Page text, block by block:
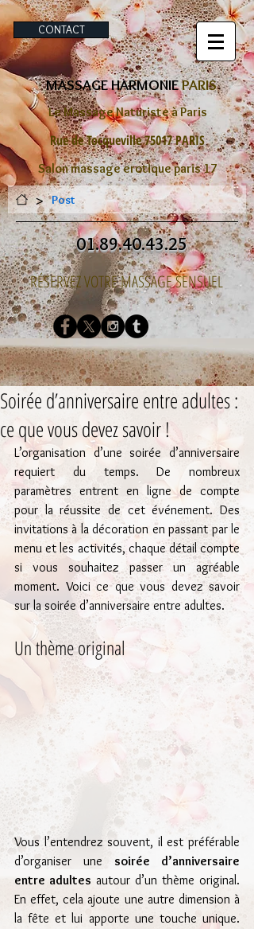
CONTACT
MASSAGE HARMONIEPARIS
Le Massage Naturiste à Paris
Rue de Tocqueville 75017 PARIS
Salon massage erotique paris 17
> Post
01.89.40.43.25
RÉSERVEZ VOTRE MASSAGE SENSUEL
Soirée d’anniversaire entre adultes :
ce que vous devez savoir !
L’organisation d’une soirée d’anniversaire
requiert du temps. De nombreux
paramètres entrent en ligne de compte
pour la réussite de cet événement. Des
invitations à la décoration en passant par le
menu et les activités, chaque détail compte
si vous souhaitez passer un agréable
moment. Voici ce que vous devez savoir
sur la soirée d’anniversaire entre adultes.
Un thème original
Vous l’entendrez souvent, il est préférable
d’organiser une soirée d’anniversaire
entre adultes autour d’un thème original.
En effet, cela ajoute une autre dimension à
la fête et lui apporte une touche unique.